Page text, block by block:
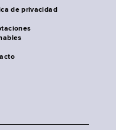
de privacidad